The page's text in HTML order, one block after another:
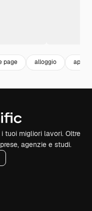
page alloggio
tuoi migliori lavori. Oltre
agenzie e studi.